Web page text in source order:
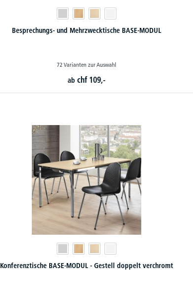
Besprechungs- und Mehrzwecktische BASE-MODUL
72 Varianten zur Auswahl
ab chf 109,-
Konferenztische BASE-MODUL - Gestell doppelt verchromt